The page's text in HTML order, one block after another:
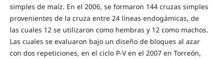
simples de maíz. En el 2006, se formaron 144 cruzas simples
provenientes de la cruza entre 24 líneas endogámicas, de
las cuales 12 se utilizaron como hembras y 12 como machos.
Las cuales se evaluaron bajo un diseño de bloques al azar
con dos repeticiones, en el ciclo P-V en el 2007 en Torreón,